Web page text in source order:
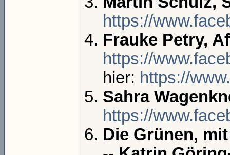
https://
Frauke Petry,
https://
hier: https://
Sahra
https://
Die Grünen, mit